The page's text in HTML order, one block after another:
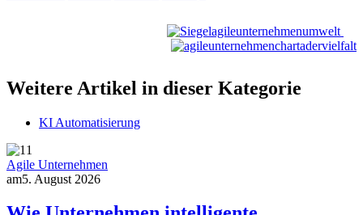
Weitere Artikel in dieser Kategorie
KI Automatisierung
Agile Unternehmen
am5. August 2026